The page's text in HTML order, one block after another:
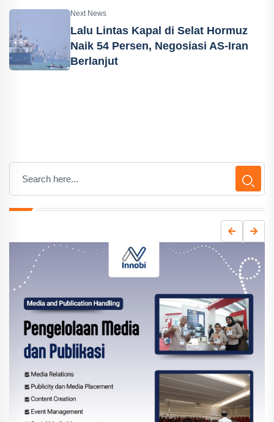
Next News
Lalu Lintas Kapal di Selat Hormuz
Naik 54 Persen, Negosiasi AS-Iran
Berlanjut